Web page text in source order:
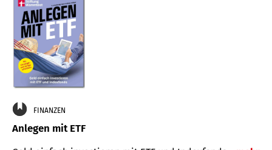
FINANZEN
Anlegen mit ETF